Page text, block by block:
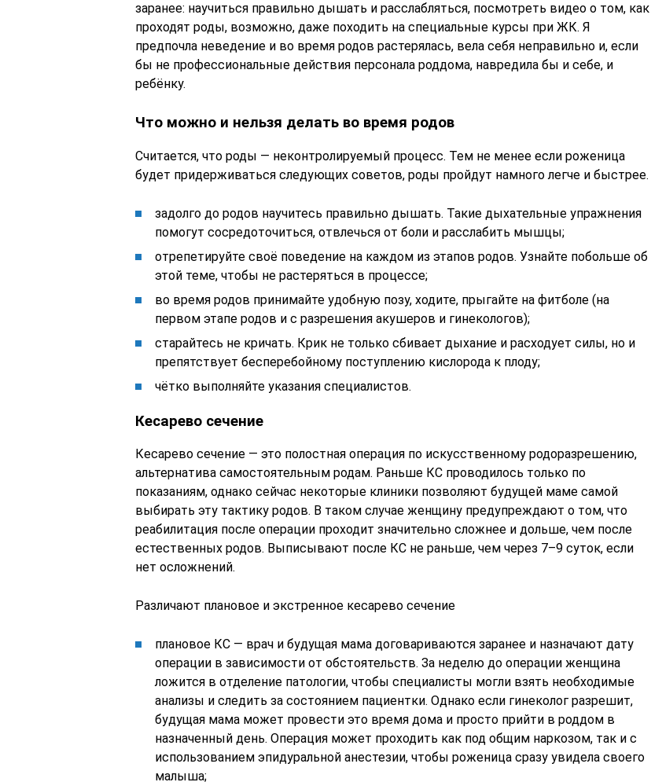
заранее: научиться правильно дышать и расслабляться, посмотреть видео о том, как
проходят роды, возможно, даже походить на специальные курсы при ЖК. Я
предпочла неведение и во время родов растерялась, вела себя неправильно и, если
бы не профессиональные действия персонала роддома, навредила бы и себе, и
ребёнку.
Что можно и нельзя делать во время родов
Считается, что роды — неконтролируемый процесс. Тем не менее если роженица
будет придерживаться следующих советов, роды пройдут намного легче и быстрее.
задолго до родов научитесь правильно дышать. Такие дыхательные упражнения
помогут сосредоточиться, отвлечься от боли и расслабить мышцы;
отрепетируйте своё поведение на каждом из этапов родов. Узнайте побольше об
этой теме, чтобы не растеряться в процессе;
во время родов принимайте удобную позу, ходите, прыгайте на фитболе (на
первом этапе родов и с разрешения акушеров и гинекологов);
старайтесь не кричать. Крик не только сбивает дыхание и расходует силы, но и
препятствует бесперебойному поступлению кислорода к плоду;
чётко выполняйте указания специалистов.
Кесарево сечение
Кесарево сечение — это полостная операция по искусственному родоразрешению,
альтернатива самостоятельным родам. Раньше КС проводилось только по
показаниям, однако сейчас некоторые клиники позволяют будущей маме самой
выбирать эту тактику родов. В таком случае женщину предупреждают о том, что
реабилитация после операции проходит значительно сложнее и дольше, чем после
естественных родов. Выписывают после КС не раньше, чем через 7–9 суток, если
нет осложнений.
Различают плановое и экстренное кесарево сечение
плановое КС — врач и будущая мама договариваются заранее и назначают дату
операции в зависимости от обстоятельств. За неделю до операции женщина
ложится в отделение патологии, чтобы специалисты могли взять необходимые
анализы и следить за состоянием пациентки. Однако если гинеколог разрешит,
будущая мама может провести это время дома и просто прийти в роддом в
назначенный день. Операция может проходить как под общим наркозом, так и с
использованием эпидуральной анестезии, чтобы роженица сразу увидела своего
малыша;